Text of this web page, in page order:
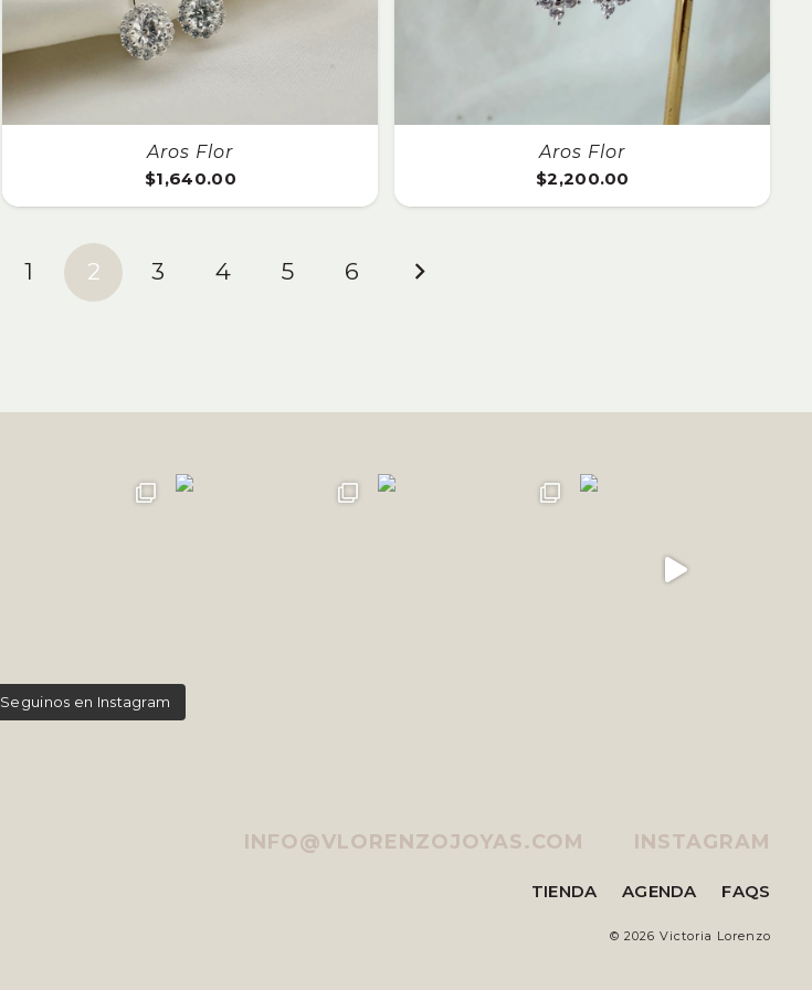
Aros Flor
$1,640.00
Aros Flor
$2,200.00
1 2 3 4 5 6
Seguinos en Instagram
INFO@VLORENZOJOYAS.COM INSTAGRAM
TIENDA AGENDA FAQS
© 2026 Victoria Lorenzo